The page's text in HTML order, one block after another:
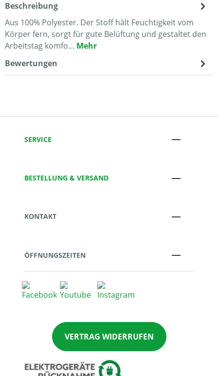
Beschreibung
Aus 100% Polyester. Der Stoff hält Feuchtigkeit vom
Körper fern, sorgt für gute Belüftung und gestaltet den
Arbeitstag komfo… Mehr
Bewertungen
SERVICE
BESTELLUNG & VERSAND
KONTAKT
ÖFFNUNGSZEITEN
VERTRAG WIDERRUFEN